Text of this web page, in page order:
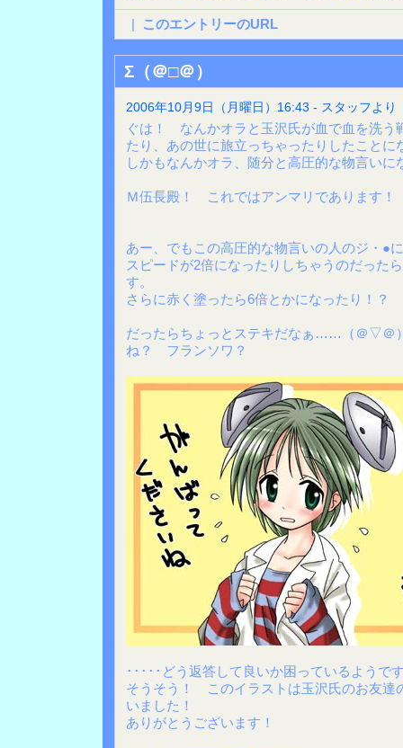
| このエントリーのURL
Σ（＠□＠）
2006年10月9日（月曜日）16:43 - スタッフより
ぐは！ なんかオラと玉沢氏が血で血を洗う
たり、あの世に旅立っちゃったりしたことに
しかもなんかオラ、随分と高圧的な物言いに
Ｍ伍長殿！ これではアンマリであります！
あー、でもこの高圧的な物言いの人のジ・●
スピードが2倍になったりしちゃうのだった
す。
さらに赤く塗ったら6倍とかになったり！？
だったらちょっとステキだなぁ……（＠▽＠
ね？ フランソワ？
･････どう返答して良いか困っているようで
そうそう！ このイラストは玉沢氏のお友達
いました！
ありがとうございます！